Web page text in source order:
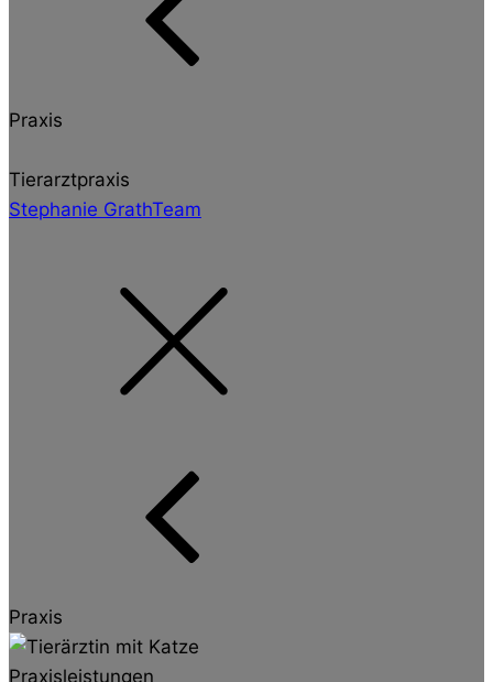
Praxis
Tierarztpraxis
Stephanie GrathTeam
Praxis
Praxisleistungen